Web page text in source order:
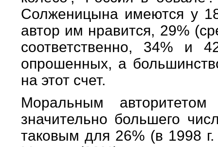
Солженицына имеются у
автор им нравится, 29%
соответственно, 34% и
опрошенных, а
на этот счет.
Моральным
значительно большего
таковым для 26% (в 1998